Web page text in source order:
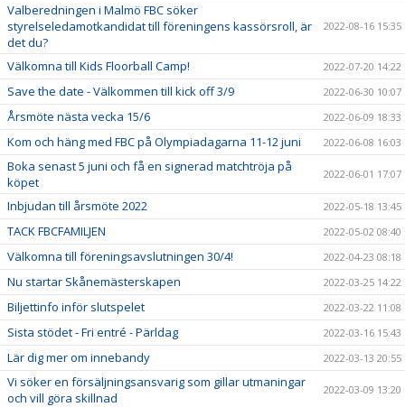
Valberedningen i Malmö FBC söker
styrelseledamotkandidat till föreningens kassörsroll, är
det du?
2022-08-16 15:35
Välkomna till Kids Floorball Camp! 2022-07-20 14:22
Save the date - Välkommen till kick off 3/9 2022-06-30 10:07
Årsmöte nästa vecka 15/6 2022-06-09 18:33
Kom och häng med FBC på Olympiadagarna 11-12 juni 2022-06-08 16:03
Boka senast 5 juni och få en signerad matchtröja på
köpet
2022-06-01 17:07
Inbjudan till årsmöte 2022 2022-05-18 13:45
TACK FBCFAMILJEN 2022-05-02 08:40
Välkomna till föreningsavslutningen 30/4! 2022-04-23 08:18
Nu startar Skånemästerskapen 2022-03-25 14:22
Biljettinfo inför slutspelet 2022-03-22 11:08
Sista stödet - Fri entré - Pärldag 2022-03-16 15:43
Lär dig mer om innebandy 2022-03-13 20:55
Vi söker en försäljningsansvarig som gillar utmaningar
och vill göra skillnad
2022-03-09 13:20